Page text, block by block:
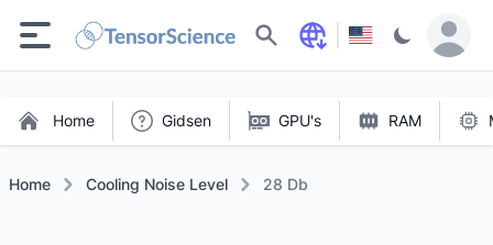
Zoeken
Home Gidsen GPU's RAM
Home Cooling Noise Level 28 Db